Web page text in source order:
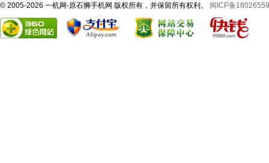
© 2005-2026 一机网-原石狮手机网 版权所有，并保留所有权利。 闽ICP备